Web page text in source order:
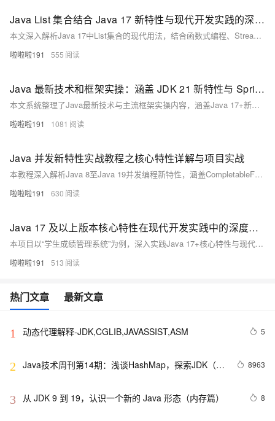
Java List 集合结合 Java 17 新特性与现代开发实践的深度解析及实战指南 Java List 集合
本文深入解析Java 17中List集合的现代用法，结合函数式编程、Stream API、密封类、模式匹配等新特性，通过实操案例讲解数据处理、并行计算、响应式编程等场景下的高级应用，帮助开发者提升集合操作效率与代码质量。
啦啦啦191 555
Java 最新技术和框架实操：涵盖 JDK 21 新特性与 Spring Security 6.x 安全框架搭建
本文系统整理了Java最新技术与主流框架实操内容，涵盖Java 17+新特性（如模式匹配、文本块、记录类）、Spring Boot 3微服务开发、响应式编程（WebFlux）、容器化部署（Docker+K8s）、测试与CI/CD实践，附完整代码示例和学习资源推荐，助你构建现代Java全栈开发能力。
啦啦啦191 1081
Java 并发新特性实战教程之核心特性详解与项目实战
本教程深入解析Java 8至Java 19并发编程新特性，涵盖CompletableFuture异步编程、StampedLock读写锁、Flow API响应式流、VarHandle内存访问及结构化并发等核心技术。结合电商订单处理、缓存系统、实时数据流、高性能计数器与用户资料聚合等实战案例，帮助开发者高效构建高并发、低延迟、易维护的Java应用。适合中高级Java开发者提升并发编程能力。
啦啦啦191 630
Java 17 及以上版本核心特性在现代开发实践中的深度应用与高效实践方法 Java 开发实践
本项目以“学生成绩管理系统”为例，深入实践Java 17+核心特性与现代开发技术。采用Spring Boot 3.1、WebFlux、R2DBC等构建响应式应用，结合Record类、模式匹配、Stream优化等新特性提升代码质量。涵盖容器化部署（Docker）、自动化测试、性能优化及安全加固，全面展示Java最新技术在实际项目中的应用，助力开发者掌握现代化Java开发方法。
啦啦啦191 513
热门文章 最新文章
1 动态代理解释-JDK,CGLIB,JAVASSIST,ASM 5
2 Java技术周刊第14期：浅谈HashMap，探索JDK（集
8963
3 从 JDK 9 到 19，认识一个新的 Java 形态（内存篇） 8